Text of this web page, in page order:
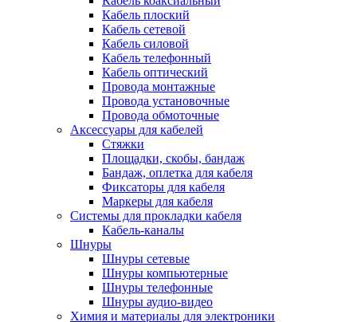
Кабель плоский
Кабель сетевой
Кабель силовой
Кабель телефонный
Кабель оптический
Провода монтажные
Провода установочные
Провода обмоточные
Аксессуары для кабелей
Стяжки
Площадки, скобы, бандаж
Бандаж, оплетка для кабеля
Фиксаторы для кабеля
Маркеры для кабеля
Системы для прокладки кабеля
Кабель-каналы
Шнуры
Шнуры сетевые
Шнуры компьютерные
Шнуры телефонные
Шнуры аудио-видео
Химия и материалы для электроники